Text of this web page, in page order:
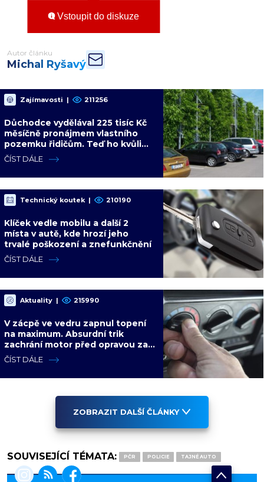
Vstoupit do diskuze
Autor článku
Michal Ryšavý
Zajímavosti | 211256
Důchodce vydělával 225 tisíc Kč
měsíčně pronájmem vlastního
pozemku řidičům. Teď ho kvůli
tomu čeká soud
ČÍST DÁLE
Technický koutek | 210190
Klíček vedle mobilu a další 2
místa v autě, kde hrozí jeho
trvalé poškození a znefunkčnění
ČÍST DÁLE
Aktuality | 215990
V zácpě ve vedru zapnul topení
na maximum. Absurdní trik
zachrání motor před opravou za
desítky tisíc
ČÍST DÁLE
ZOBRAZIT DALŠÍ ČLÁNKY
SOUVISEJÍCÍ TÉMATA: PČR POLICIE TAJNÉ AUTO